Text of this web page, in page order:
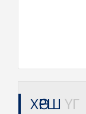
ХӨРШ ҮГ